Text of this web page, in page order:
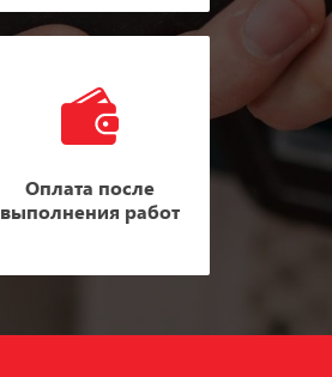
Оплата после
выполнения работ